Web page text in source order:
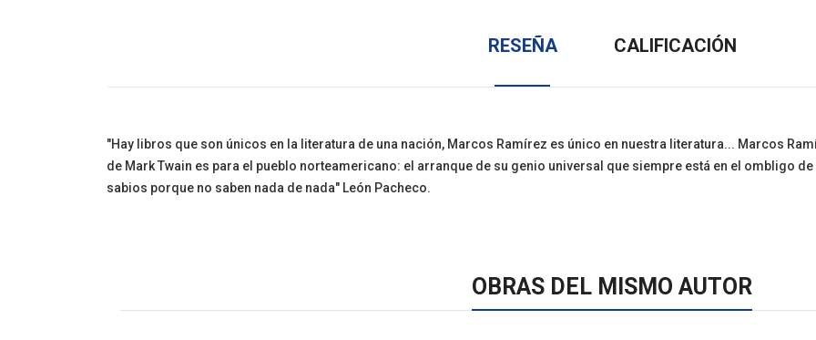
RESEÑA CALIFICACIÓN
"Hay libros que son únicos en la literatura de una nación, Marcos Ramírez es único en nuestra literatura... Marcos
de Mark Twain es para el pueblo norteamericano: el arranque de su genio universal que siempre está en el ombligo
sabios porque no saben nada de nada" León Pacheco.
OBRAS DEL MISMO AUTOR